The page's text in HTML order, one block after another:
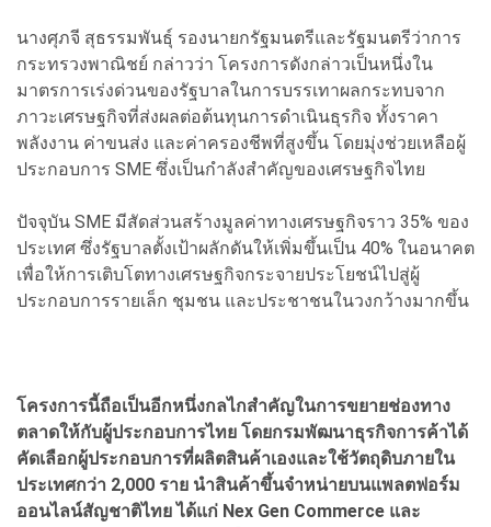
นางศุภจี สุธรรมพันธุ์ รองนายกรัฐมนตรีและรัฐมนตรีว่าการ
กระทรวงพาณิชย์ กล่าวว่า โครงการดังกล่าวเป็นหนึ่งใน
มาตรการเร่งด่วนของรัฐบาลในการบรรเทาผลกระทบจาก
ภาวะเศรษฐกิจที่ส่งผลต่อต้นทุนการดำเนินธุรกิจ ทั้งราคา
พลังงาน ค่าขนส่ง และค่าครองชีพที่สูงขึ้น โดยมุ่งช่วยเหลือผู้
ประกอบการ SME ซึ่งเป็นกำลังสำคัญของเศรษฐกิจไทย
ปัจจุบัน SME มีสัดส่วนสร้างมูลค่าทางเศรษฐกิจราว 35% ของ
ประเทศ ซึ่งรัฐบาลตั้งเป้าผลักดันให้เพิ่มขึ้นเป็น 40% ในอนาคต
เพื่อให้การเติบโตทางเศรษฐกิจกระจายประโยชน์ไปสู่ผู้
ประกอบการรายเล็ก ชุมชน และประชาชนในวงกว้างมากขึ้น
โครงการนี้ถือเป็นอีกหนึ่งกลไกสำคัญในการขยายช่องทาง
ตลาดให้กับผู้ประกอบการไทย โดยกรมพัฒนาธุรกิจการค้าได้
คัดเลือกผู้ประกอบการที่ผลิตสินค้าเองและใช้วัตถุดิบภายใน
ประเทศกว่า 2,000 ราย นำสินค้าขึ้นจำหน่ายบนแพลตฟอร์ม
ออนไลน์สัญชาติไทย ได้แก่ Nex Gen Commerce และ